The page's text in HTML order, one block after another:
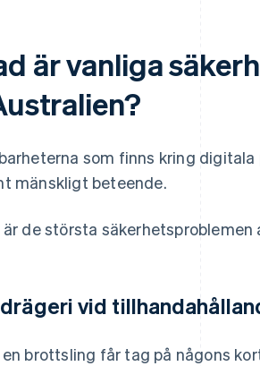
är vanliga
som finns kring
mänskligt beteende.
är de största säkerhetsproblemen
vid
en brottsling får tag på någons